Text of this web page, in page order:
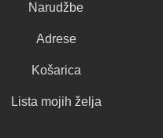
Narudžbe
Adrese
Košarica
Lista mojih želja